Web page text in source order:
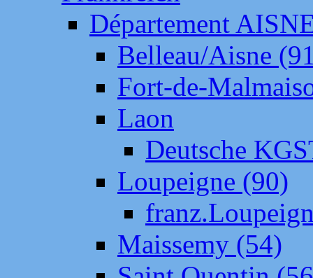
Département
Belleau/Aisne
Fort-de-
Laon
Deutsche
Loupeigne (90)
Maissemy (54)